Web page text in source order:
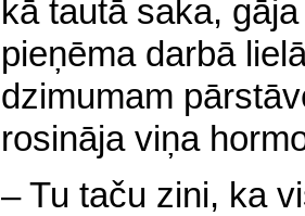
kā tautā saka,
pieņēma darbā
dzimumam
rosināja viņa
– Tu taču zini, ka